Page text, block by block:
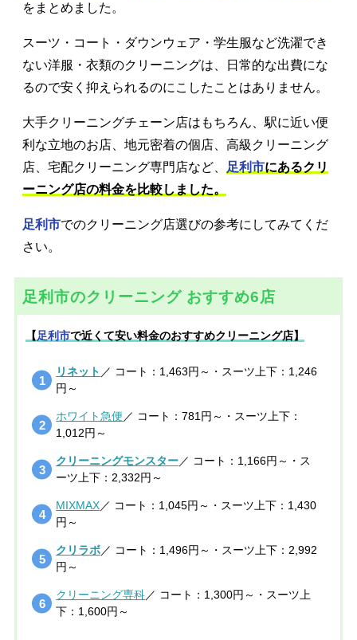
をまとめました。
スーツ・コート・ダウンウェア・学生服など洗濯でき
ない洋服・衣類のクリーニングは、日常的な出費にな
るので安く抑えられるのにこしたことはありません。
大手クリーニングチェーン店はもちろん、駅に近い便
利な立地のお店、地元密着の個店、高級クリーニング
店、宅配クリーニング専門店など、
足利市にあるクリ
ーニング店の料金を比較しました。
足利市でのクリーニング店選びの参考にしてみてくだ
さい。
足利市のクリーニング おすすめ6店
【足利市で近くて安い料金のおすすめクリーニング店】
リネット ／ コート：1,463円～・スーツ上下：1,246
円～
ホワイト急便 ／ コート：781円～・スーツ上下：
1,012円～
クリーニングモンスター／ コート：1,166円～・ス
ーツ上下：2,332円～
MIXMAX／ コート：1,045円～・スーツ上下：1,430
円～
クリラボ／ コート：1,496円～・スーツ上下：2,992
円～
クリーニング専科／ コート：1,300円～・スーツ上
下：1,600円～